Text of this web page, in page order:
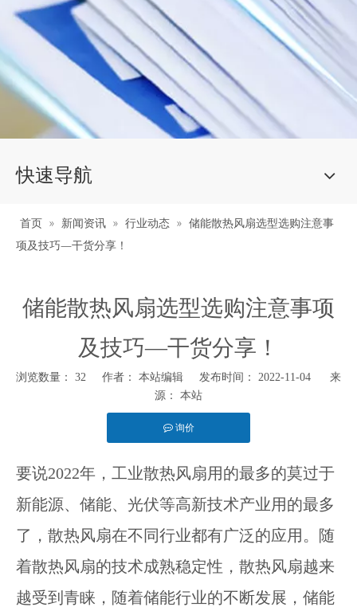
快速导航
首页 » 新闻资讯 » 行业动态 » 储能散热风扇选型选购注意事
项及技巧—干货分享！
储能散热风扇选型选购注意事项
及技巧—干货分享！
浏览数量： 32 作者： 本站编辑 发布时间： 2022-11-04 来
源： 本站
询价
要说2022年，工业散热风扇用的最多的莫过于
新能源、储能、光伏等高新技术产业用的最多
了，散热风扇在不同行业都有广泛的应用。随
着散热风扇的技术成熟稳定性，散热风扇越来
越受到青睐，随着储能行业的不断发展，储能